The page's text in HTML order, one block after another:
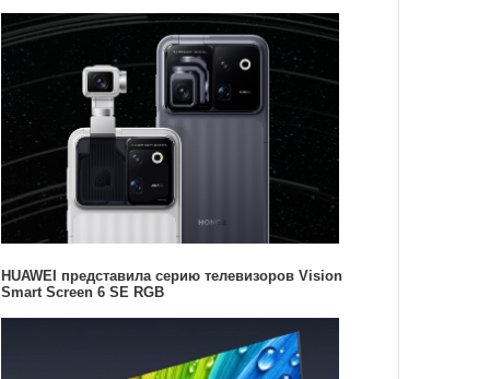
HUAWEI представила серию телевизоров Vision
Smart Screen 6 SE RGB